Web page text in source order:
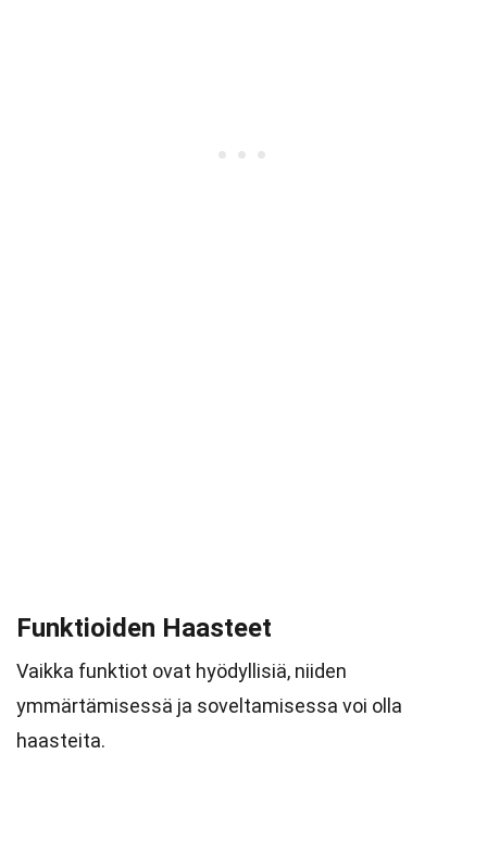
Funktioiden Haasteet
Vaikka funktiot ovat hyödyllisiä, niiden
ymmärtämisessä ja soveltamisessa voi olla
haasteita.